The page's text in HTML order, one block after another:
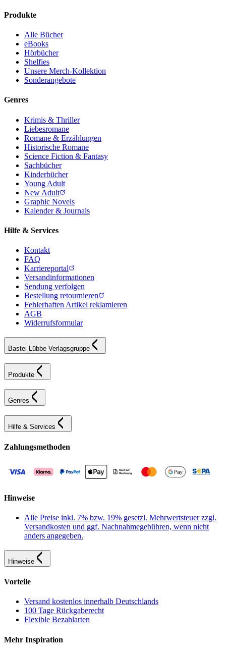
Produkte
Alle Bücher
eBooks
Hörbücher
Shelfies
Unsere Merch-Kollektion
Sonderangebote
Genres
Krimis & Thriller
Liebesromane
Romane & Erzählungen
Historische Romane
Science Fiction & Fantasy
Sachbücher
Kinderbücher
Young Adult
New Adult
Graphic Novels
Kalender & Journals
Hilfe & Services
Kontakt
FAQ
Karriereportal
Versandinformationen
Sendung verfolgen
Bestellung retournieren
Fehlerhaften Artikel reklamieren
AGB
Widerrufsformular
Bastei Lübbe Verlagsgruppe
Produkte
Genres
Hilfe & Services
Zahlungsmethoden
Hinweise
Alle Preise inkl. 7% bzw. 19% gesetzl. Mehrwertsteuer zzgl.
Versandkosten und ggf. Nachnahmegebühren, wenn nicht
anders angegeben.
Hinweise
Vorteile
Versand kostenlos innerhalb Deutschlands
100 Tage Rückgaberecht
Flexible Bezahlarten
Mehr Inspiration